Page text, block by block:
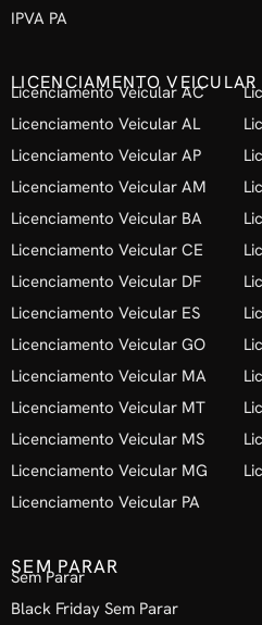
IPVA PA
LICENCIAMENTO VEICULAR
Licenciamento Veicular AC
Licenciamento Veicular AL
Licenciamento Veicular AP
Licenciamento Veicular AM
Licenciamento Veicular BA
Licenciamento Veicular CE
Licenciamento Veicular DF
Licenciamento Veicular ES
Licenciamento Veicular GO
Licenciamento Veicular MA
Licenciamento Veicular MT
Licenciamento Veicular MS
Licenciamento Veicular MG
Licenciamento Veicular PA
SEM PARAR
Sem Parar
Black Friday Sem Parar